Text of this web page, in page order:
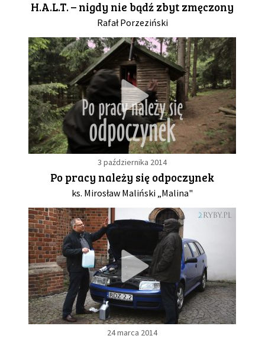
DRUŻYNA
WESPRZYJ NAS
PARTNERZY
NEWSLETTER
DLA MEDIÓW
H.A.L.T. – nigdy nie bądź zbyt zmęczony
Rafał Porzeziński
3 października 2014
Po pracy należy się odpoczynek
ks. Mirosław Maliński „Malina"
24 marca 2014